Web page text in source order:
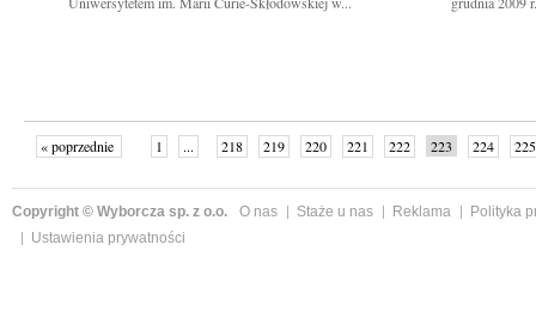
« poprzednie 1 ... 218 219 220 221 222 223 224
225
Copyright © Wyborcza sp. z o.o. O nas Staże u nas Reklama
Polityka
Ustawienia prywatności